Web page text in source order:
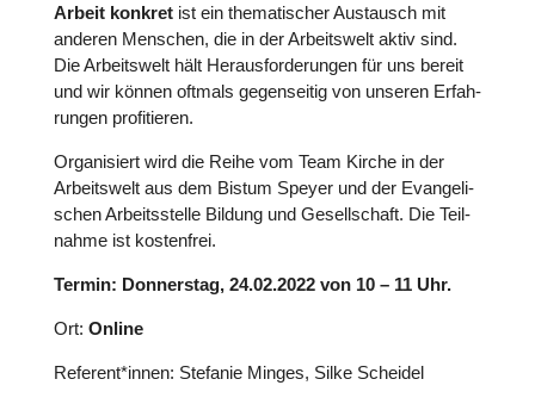
Arbeit konkretist ein the­ma­ti­scher Aus­tausch mit
anderen Menschen, die in der Arbeits­welt aktiv sind.
Die Arbeits­welt hält Her­aus­for­de­run­gen für uns bereit
und wir können oftmals gegen­sei­tig von unseren Erfah­
run­gen pro­fi­tie­ren.
Orga­ni­siert wird die Reihe vom Team Kirche in der
Arbeits­welt aus dem Bistum Speyer und der Evan­ge­li­
schen Arbeits­stelle Bildung und Gesell­schaft. Die Teil­
nahme ist kos­ten­frei.
Termin: Don­ners­tag, 24.02.2022 von 10 – 11 Uhr.
Ort: Online
Referent*innen: Stefanie Minges, Silke Scheidel